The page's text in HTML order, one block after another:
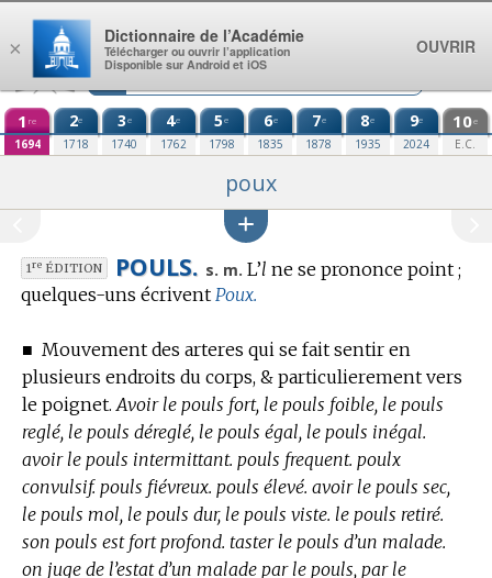
Aller au contenu
1 re
1694
2e
1718
3e
1740
4e
1762
5e
1798
6e
1835
7e
1878
8e
1935
9e
2024
10e
E.C.
poux
1reÉDITION POULS. s. m. L’l ne se prononce point ;
quelques-uns écrivent Poux.
■ Mouvement des arteres qui se fait sentir en
plusieurs endroits du corps, & particulierement vers
le poignet. Avoir le pouls fort, le pouls foible, le pouls
reglé, le pouls déreglé, le pouls égal, le pouls inégal.
avoir le pouls intermittant. pouls frequent. poulx
convulsif. pouls fiévreux. pouls élevé. avoir le pouls sec,
le pouls mol, le pouls dur, le pouls viste. le pouls retiré.
son pouls est fort profond. taster le pouls d’un malade.
on juge de l’estat d’un malade par le pouls, par le
×
Dictionnaire de l’Académie
Télécharger ou ouvrir l’application
Disponible sur Android et iOS
OUVRIR